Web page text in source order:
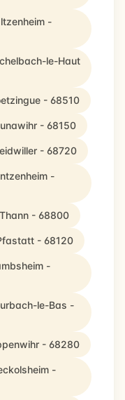
-
le-Haut
- 68510
- 68150
- 68720
-
- 68800
- 68120
-
le-Bas -
- 68280
-